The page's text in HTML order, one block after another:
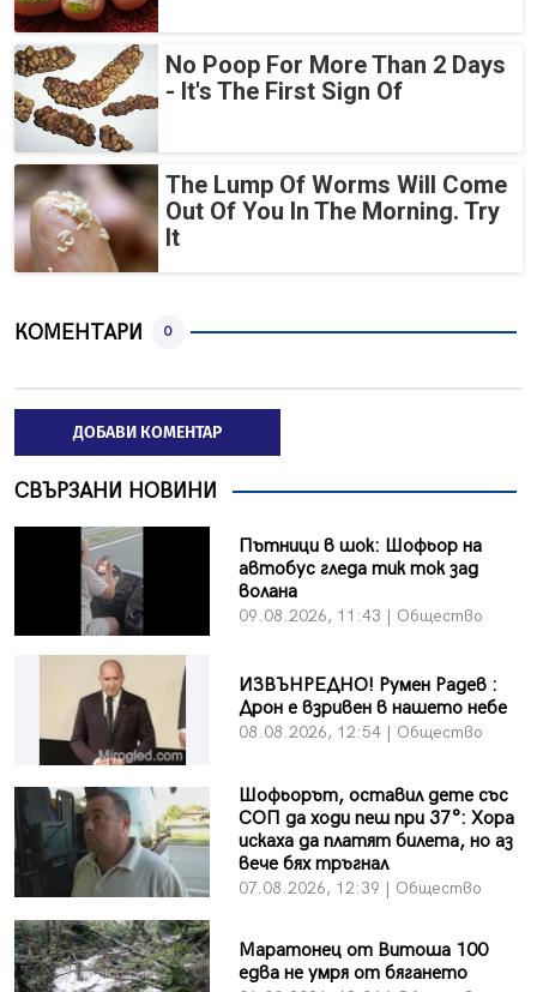
No Poop For More Than 2 Days
- It's The First Sign Of
The Lump Of Worms Will Come
Out Of You In The Morning. Try
It
КОМЕНТАРИ 0
ДОБАВИ КОМЕНТАР
СВЪРЗАНИ НОВИНИ
Пътници в шок: Шофьор на
автобус гледа тик ток зад
волана
09.08.2026, 11:43 | Общество
ИЗВЪНРЕДНО! Румен Радев :
Дрон е взривен в нашето небе
08.08.2026, 12:54 | Общество
Шофьорът, оставил дете със
СОП да ходи пеш при 37°: Хора
искаха да платят билета, но аз
вече бях тръгнал
07.08.2026, 12:39 | Общество
Маратонец от Витоша 100
едва не умря от бягането